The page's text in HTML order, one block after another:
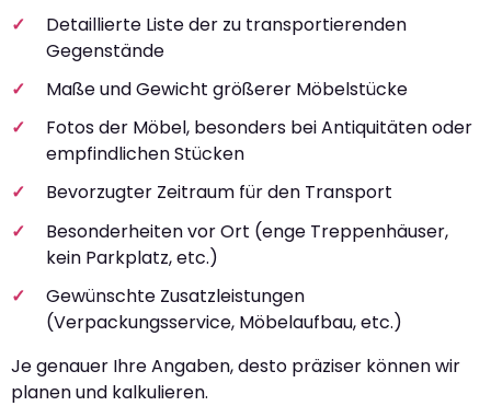
Detaillierte Liste der zu transportierenden
Gegenstände
Maße und Gewicht größerer Möbelstücke
Fotos der Möbel, besonders bei Antiquitäten oder
empfindlichen Stücken
Bevorzugter Zeitraum für den Transport
Besonderheiten vor Ort (enge Treppenhäuser,
kein Parkplatz, etc.)
Gewünschte Zusatzleistungen
(Verpackungsservice, Möbelaufbau, etc.)
Je genauer Ihre Angaben, desto präziser können wir
planen und kalkulieren.